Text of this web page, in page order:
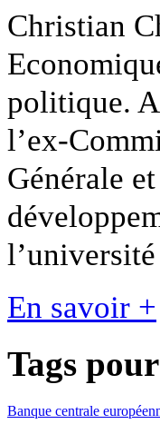
Christian
politique.
l’ex-
Générale
En savoir +
Tags
Banque centrale